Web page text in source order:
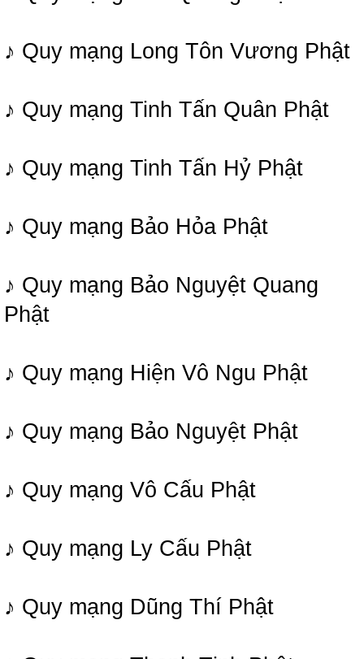
♪ Quy mạng Long Tôn Vương Phật
♪ Quy mạng Tinh Tấn Quân Phật
♪ Quy mạng Tinh Tấn Hỷ Phật
♪ Quy mạng Bảo Hỏa Phật
♪ Quy mạng Bảo Nguyệt Quang
Phật
♪ Quy mạng Hiện Vô Ngu Phật
♪ Quy mạng Bảo Nguyệt Phật
♪ Quy mạng Vô Cấu Phật
♪ Quy mạng Ly Cấu Phật
♪ Quy mạng Dũng Thí Phật